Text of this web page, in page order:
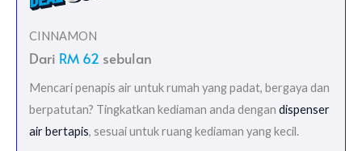
CINNAMON
Dari RM 62 sebulan
Mencari penapis air untuk rumah yang padat, bergaya dan
berpatutan? Tingkatkan kediaman anda dengan dispenser
air bertapis, sesuai untuk ruang kediaman yang kecil.